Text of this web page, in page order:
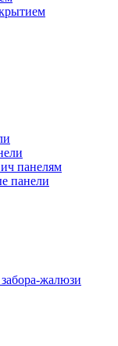
панелям
панели
жалюзи